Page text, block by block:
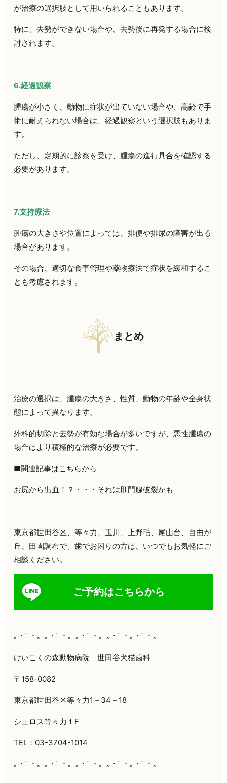
が治療の選択肢として用いられることもあります。
特に、去勢ができない場合や、去勢後に再発する場合に検
討されます。
6.経過観察
腫瘍が小さく、動物に症状が出ていない場合や、高齢で手
術に耐えられない場合は、経過観察という選択肢もありま
す。
ただし、定期的に診察を受け、腫瘍の進行具合を確認する
必要があります。
7.支持療法
腫瘍の大きさや位置によっては、排便や排尿の障害が出る
場合があります。
その場合、適切な食事管理や薬物療法で症状を緩和するこ
とも考慮されます。
まとめ
治療の選択は、腫瘍の大きさ、性質、動物の年齢や全身状
態によって異なります。
外科的切除と去勢が有効な場合が多いですが、悪性腫瘍の
場合はより積極的な治療が必要です。
■関連記事はこちらから
お尻から出血！？・・・それは肛門腺破裂かも
東京都世田谷区、等々力、玉川、上野毛、尾山台、自由が
丘、田園調布で、歯でお困りの方は、いつでもお気軽にご
相談ください。
ご予約はこちらから
｡・ﾟ・。｡・ﾟ・。｡・ﾟ・。｡・ﾟ・｡・ﾟ・。
けいこくの森動物病院 世田谷犬猫歯科
〒 158-0082
東京都世田谷区等々力1 － 34 － 18
シュロス等々力１ F
TEL： 03-3704-1014
｡・ﾟ・。｡・ﾟ・。｡・ﾟ・。｡・ﾟ・｡・ﾟ・。